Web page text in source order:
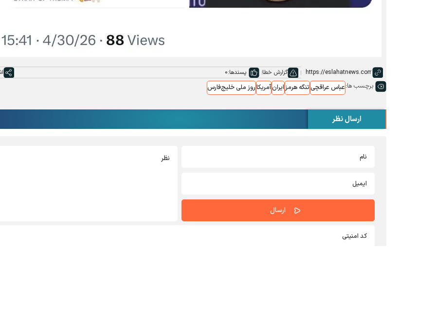
گزارش خطا پسندها:0
برچسب ها:عباس عراقچیتنگه هرمزایرانآمریکاروز ملی خلیج‌فارس
ارسال نظر